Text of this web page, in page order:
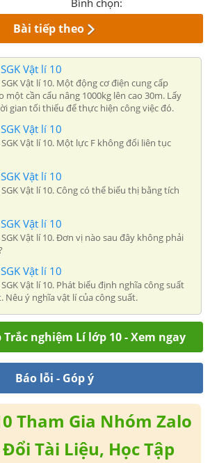
Bài tiếp theo
Vật lí 10
Vật lí 10. Một động cơ điện cung cấp
một cần cẩu nâng 1000kg lên cao 30m. Lấy
gian tối thiểu để thực hiện công việc đó.
Vật lí 10
Vật lí 10. Một lực F không đổi liên tục
Vật lí 10
Vật lí 10. Công có thể biểu thị bằng tích
Vật lí 10
Vật lí 10. Đơn vị nào sau đây không phải
Vật lí 10
Vật lí 10. Phát biểu định nghĩa công suất
Nêu ý nghĩa vật lí của công suất.
Trắc nghiệm Lí lớp 10 - Xem ngay
Báo lỗi - Góp ý
Tham Gia Nhóm Zalo
Tài Liệu, Học Tập